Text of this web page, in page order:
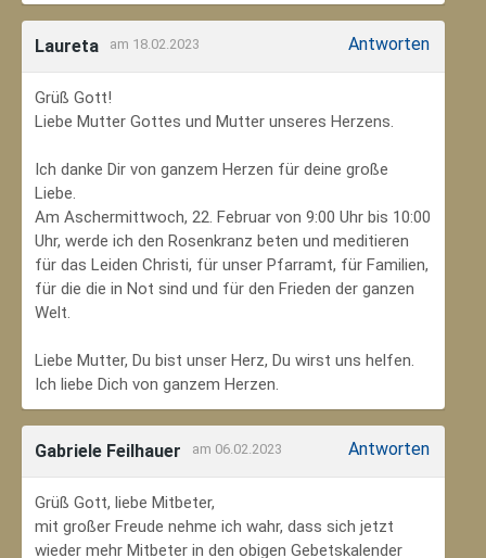
Laureta am 18.02.2023 Antworten
Grüß Gott!
Liebe Mutter Gottes und Mutter unseres Herzens.
Ich danke Dir von ganzem Herzen für deine große
Liebe.
Am Aschermittwoch, 22. Februar von 9:00 Uhr bis 10:00
Uhr, werde ich den Rosenkranz beten und meditieren
für das Leiden Christi, für unser Pfarramt, für Familien,
für die die in Not sind und für den Frieden der ganzen
Welt.
Liebe Mutter, Du bist unser Herz, Du wirst uns helfen.
Ich liebe Dich von ganzem Herzen.
Gabriele Feilhauer am 06.02.2023 Antworten
Grüß Gott, liebe Mitbeter,
mit großer Freude nehme ich wahr, dass sich jetzt
wieder mehr Mitbeter in den obigen Gebetskalender